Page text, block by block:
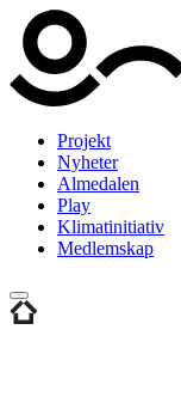
Projekt
Nyheter
Almedalen
Play
Klimatinitiativ
Medlemskap